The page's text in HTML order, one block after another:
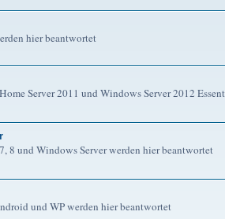
hier beantwortet
Server 2011 und Windows Server 2012
8 und Windows Server werden hier beantwortet
und WP werden hier beantwortet